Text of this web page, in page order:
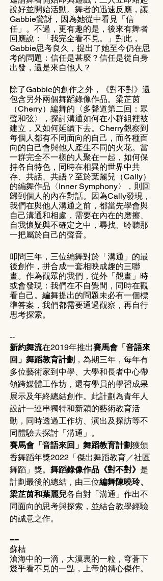
說好並開始活動。舞者的迅速反應，讓
Gabbie驚訝，因為她從中看見「信
任」。不過，更有趣的是，後來有舞者
回應說：「我完全看不見。」對此，
Gabbie思考良久，提出了她至今仍在思
考的問題：信任是甚麼？信任是從自身
出發，還是來自他人？
除了Gabbie的創作之外，《對不對》還
包含另外兩個舞蹈錄像作品。梁芷茵
（Cherry）編舞的〈多聲道第二回：眾
聲和弦〉，探討溝通如何在小群組裡被
建立，又如何延續下去。Cherry觀察到
每個人都有不同面向的自己，而各種面
向的自己會與他人產生不同的火花。當
一群完全不一樣的人聚在一起，如何保
持各自特色，同時在相異的世界中共
存、共話、共語？至於葉麗兒（Cally）
的編舞作品〈Inner Symphony〉，則回
歸到個人的內在對話。因為Cally發現，
我們在與他人溝通之前，都當先學會與
自己溝通和相處，需要在內在的磨擦、
自我懷疑與不確定之中，尋找、聆聽那
一把屬於自己的聲音。
叩問三年，三位編舞對於「溝通」的最
後創作，拼合成一套相映成趣的三聯
畫。作為觀眾的我們，從外「觀畫」時
或會發現：我們在不自覺間，同時在觀
看自己。編舞提出的問題未必有一個標
準答案，我們都需要通過觀察，再自行
思考探索。
--
新約舞流在2019年推出賽馬會「音語來
回」舞蹈教育計劃 ，為期三年，每年有
多位藝術家到中學、大學和長者中心帶
領跨媒體工作坊，還有學員的學習成果
展示及年終總結創作。此計劃為青年人
設計一連串獨特和新穎的藝術教育活
動，同時透過工作坊、演出及探訪等不
同體驗去探討「溝通」。
賽馬會「音語來回」舞蹈教育計劃獲頒
香舞蹈年獎2022「傑出舞蹈教育／社區
舞蹈」獎。 舞蹈錄像作品《對不對》 是
計劃最後的總結，由三位編舞陳曉玲、
梁芷茵和葉麗兒各自對「溝通」作出不
同面向的思考與探索，並結合教學經驗
的誠意之作。
==
蘇桔
滄海中的一滴，大漠裏的一粒，穹蒼下
幾乎看不見的一點，上帝的精心傑作。